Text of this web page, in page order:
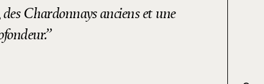
Chardonnays anciens et une